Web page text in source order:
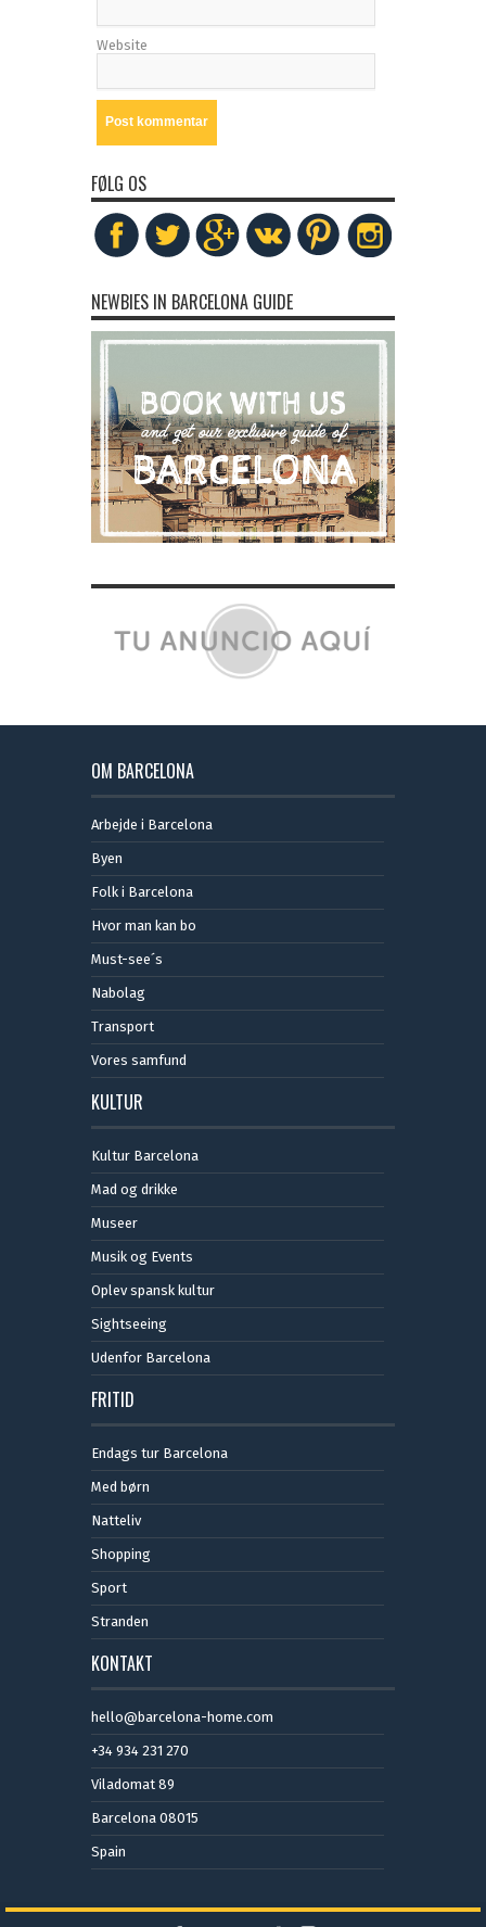
Website
FØLG OS
NEWBIES IN BARCELONA GUIDE
OM BARCELONA
Arbejde i Barcelona
Byen
Folk i Barcelona
Hvor man kan bo
Must-see´s
Nabolag
Transport
Vores samfund
KULTUR
Kultur Barcelona
Mad og drikke
Museer
Musik og Events
Oplev spansk kultur
Sightseeing
Udenfor Barcelona
FRITID
Endags tur Barcelona
Med børn
Natteliv
Shopping
Sport
Stranden
KONTAKT
hello@barcelona-home.com
+34 934 231 270
Viladomat 89
Barcelona 08015
Spain